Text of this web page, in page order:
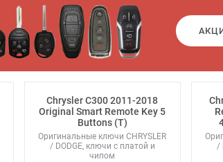
Chrysler C300 2011-2018
Original Smart Remote Key 5
Buttons (T)
Оригинальные ключи CHRYSLER
/ DODGE, ключи с платой и
чипом
/